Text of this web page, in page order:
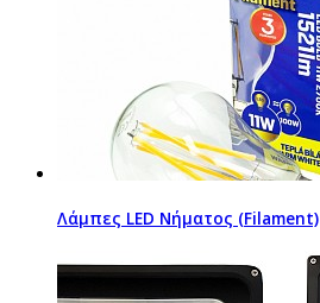
Λάμπες LED Νήματος (Filament)